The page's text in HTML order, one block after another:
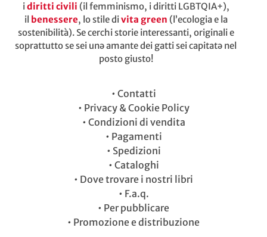
idiritti civili (il femminismo, i diritti LGBTQIA+),
il benessere, lo stile divita green (l’ecologia e la
sostenibilità). Se cerchi storie interessanti, originali e
soprattutto se sei unə amante dei gatti sei capitatə nel
posto giusto!
• Contatti
• Privacy & Cookie Policy
• Condizioni di vendita
• Pagamenti
• Spedizioni
• Cataloghi
• Dove trovare i nostri libri
• F.a.q.
• Per pubblicare
• Promozione e distribuzione